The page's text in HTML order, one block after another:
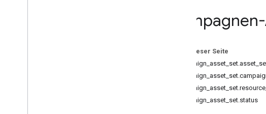
Auf dieser Seite
campaign_asset_set.status